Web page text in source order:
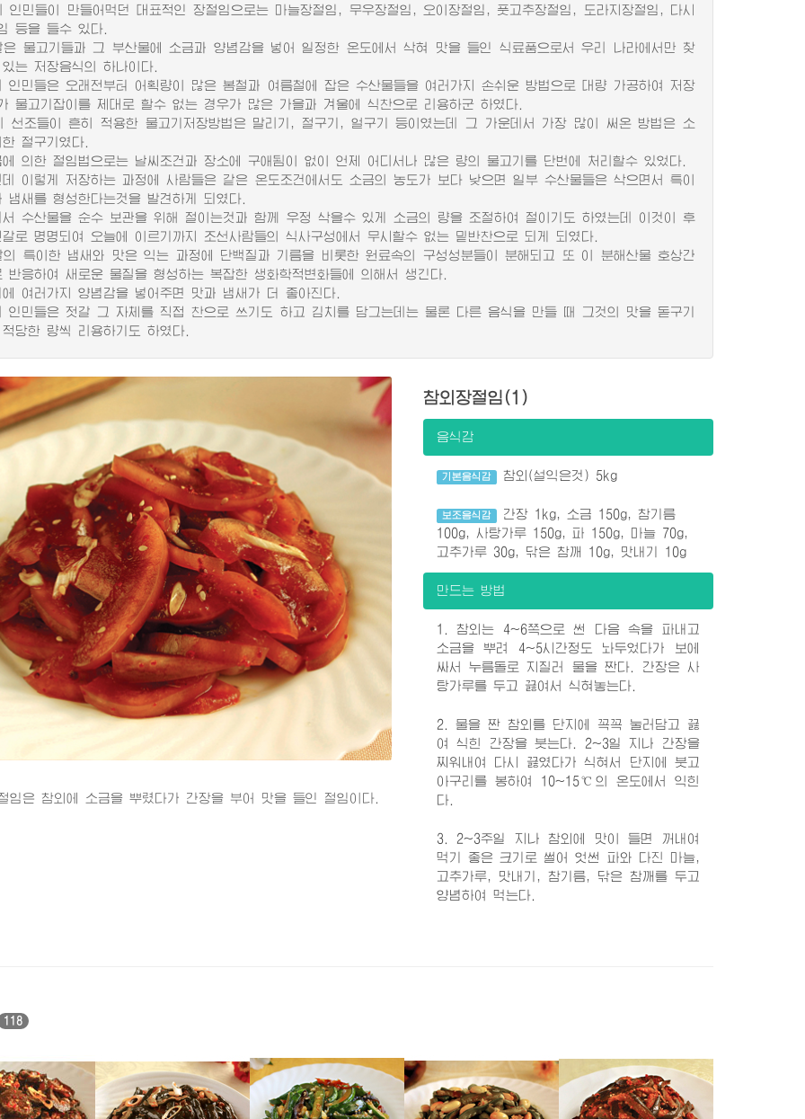
민들이 만들어먹던 대표적인 장절임으로는 마늘장절임, 무우장절임, 오이장절임, 풋고추장절임, 도라지장절임, 다시
등을 들수 있다.
물고기들과 그 부산물에 소금과 양념감을 넣어 일정한 온도에서 삭혀 맛을 들인 식료품으로서 우리 나라에서만 찾
는 저장음식의 하나이다.
민들은 오래전부터 어획량이 많은 봄철과 여름철에 잡은 수산물들을 여러가지 손쉬운 방법으로 대량 가공하여 저장
물고기잡이를 제대로 할수 없는 경우가 많은 가을과 겨울에 식찬으로 리용하군 하였다.
조들이 흔히 적용한 물고기저장방법은 말리기, 절구기, 얼구기 등이였는데 그 가운데서 가장 많이 써온 방법은 소
절구기였다.
의한 절임법으로는 날씨조건과 장소에 구애됨이 없이 언제 어디서나 많은 량의 물고기를 단번에 처리할수 있었다.
이렇게 저장하는 과정에 사람들은 같은 온도조건에서도 소금의 농도가 보다 낮으면 일부 수산물들은 삭으면서 특이
냄새를 형성한다는것을 발견하게 되였다.
수산물을 순수 보관을 위해 절이는것과 함께 우정 삭을수 있게 소금의 량을 조절하여 절이기도 하였는데 이것이 후
로 명명되여 오늘에 이르기까지 조선사람들의 식사구성에서 무시할수 없는 밑반찬으로 되게 되였다.
특이한 냄새와 맛은 익는 과정에 단백질과 기름을 비롯한 원료속의 구성성분들이 분해되고 또 이 분해산물 호상간
반응하여 새로운 물질을 형성하는 복잡한 생화학적변화들에 의해서 생긴다.
여러가지 양념감을 넣어주면 맛과 냄새가 더 좋아진다.
민들은 젓갈 그 자체를 직접 찬으로 쓰기도 하고 김치를 담그는데는 물론 다른 음식을 만들 때 그것의 맛을 돋구기
당한 량씩 리용하기도 하였다.
은 참외에 소금을 뿌렸다가 간장을 부어 맛을 들인 절임이다.
참외장절임(1)
음식감
기본음식감 참외(설익은것) 5kg
보조음식감
간장 1kg, 소금 150g, 참기름
100g, 사탕가루 150g, 파 150g, 마늘 70g,
고추가루 30g, 닦은 참깨 10g, 맛내기 10g
만드는 방법
1. 참외는 4~6쪽으로 썬 다음 속을 파내고
소금을 뿌려 4~5시간정도 놔두었다가 보에
싸서 누름돌로 지질러 물을 짠다. 간장은 사
탕가루를 두고 끓여서 식혀놓는다.
2. 물을 짠 참외를 단지에 꼭꼭 눌러담고 끓
여 식힌 간장을 붓는다. 2~3일 지나 간장을
찌워내여 다시 끓였다가 식혀서 단지에 붓고
아구리를 봉하여 10~15℃의 온도에서 익힌
다.
3. 2~3주일 지나 참외에 맛이 들면 꺼내여
먹기 좋은 크기로 썰어 엇썬 파와 다진 마늘,
고추가루, 맛내기, 참기름, 닦은 참깨를 두고
양념하여 먹는다.
118